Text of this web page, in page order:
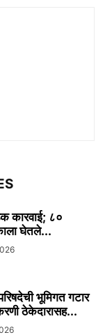
कारवाई; ८०
घेतले...
भूमिगत गटार
ठेकेदारासह...